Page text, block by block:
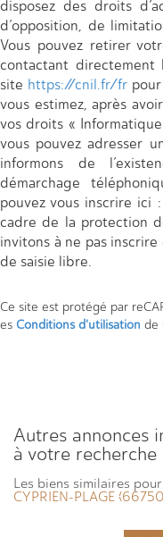
disposez des droits
d’opposition, de
Vous pouvez retirer
contactant directement
site https://cnil.fr/fr
vous estimez, après
vos droits «
vous pouvez adresser
informons de
démarchage
pouvez vous inscrire ici :
cadre de la protection
invitons à ne pas
de saisie libre.
Ce site est protégé par
es Conditions d'utilisation de
autres annonces immobilières correspondant
à votre recherche
Les biens similaires
CYPRIEN-PLAGE